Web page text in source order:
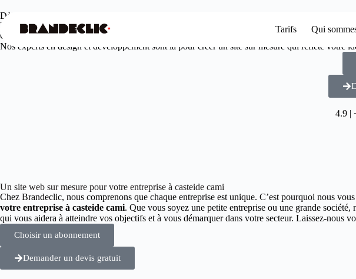
Tarifs Qui
Dès
Votre agence web design à casteide cami
Offrez à votre entreprise une présence en ligne unique et engageante.
Nos experts en design et développement sont là pour créer un site sur mesure qui reflète votre
4.9 |
Un site web sur mesure pour votre entreprise à casteide cami
Chez Brandeclic, nous comprenons que chaque entreprise est unique. C’est pourquoi nous
votre entreprise à casteide cami. Que vous soyez une petite entreprise ou une grande
qui vous aidera à atteindre vos objectifs et à vous démarquer dans votre secteur. Laissez-nous
Choisir un abonnement
Demander un devis gratuit